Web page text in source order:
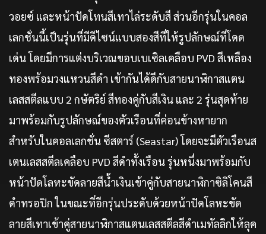
วอยซ์ และหน้าปัดโทนสีเทาไล่ระดับสี ส่วนอีกรุ่นในคอล
เลกชั่นนี้เป็นรุ่นที่มีดีไซน์แบบสองสีที่ให้รูปลักษณ์ที่โดด
เด่น โดยมีการแต่งบริเวณขอบเบเซิลเคลือบ PVD สีเหลือง
ทองพร้อมวงแหวนสีดำ เข้ากันได้ดีกับสายนาฬิกาสแตน
เลสสตีลแบบ 2 กษัตริย์ สีทองคู่กับสีเงิน และ 2 รุ่นสุดท้าย
มาพร้อมกับรูปลักษณ์ของตัวเรือนที่ค่อนข้างหายาก
สำหรับในคอลเลกชั่น ซีสตาร์ (Seastar) โดยจะมีตัวเรือนส
เตนเลสสตีลเคลือบ PVD สีดำทั้งเรือน รุ่นหนึ่งมาพร้อมกับ
หน้าปัดโลหะขัดลายสีน้ำเงินเข้าคู่กับสายนาฬิกาซิลิโคนสี
ดำทรอปิก ในขณะที่อีกรุ่นประดับด้วยหน้าปัดโลหะขัด
ลายสีเทาเข้าคู่สายนาฬิกาสแตนเลสสตีลสีดำเมทัลลิกให้ลุค